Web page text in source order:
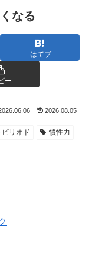
なる
はてブ
ー
2026.08.05
リオド
慣性力